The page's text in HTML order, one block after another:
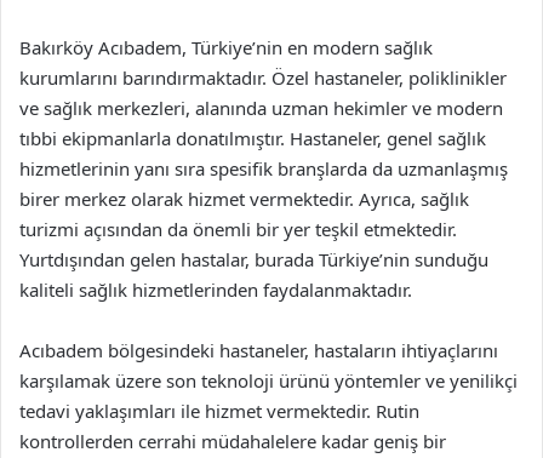
Bakırköy Acıbadem, Türkiye’nin en modern sağlık
kurumlarını barındırmaktadır. Özel hastaneler, poliklinikler
ve sağlık merkezleri, alanında uzman hekimler ve modern
tıbbi ekipmanlarla donatılmıştır. Hastaneler, genel sağlık
hizmetlerinin yanı sıra spesifik branşlarda da uzmanlaşmış
birer merkez olarak hizmet vermektedir. Ayrıca, sağlık
turizmi açısından da önemli bir yer teşkil etmektedir.
Yurtdışından gelen hastalar, burada Türkiye’nin sunduğu
kaliteli sağlık hizmetlerinden faydalanmaktadır.
Acıbadem bölgesindeki hastaneler, hastaların ihtiyaçlarını
karşılamak üzere son teknoloji ürünü yöntemler ve yenilikçi
tedavi yaklaşımları ile hizmet vermektedir. Rutin
kontrollerden cerrahi müdahalelere kadar geniş bir